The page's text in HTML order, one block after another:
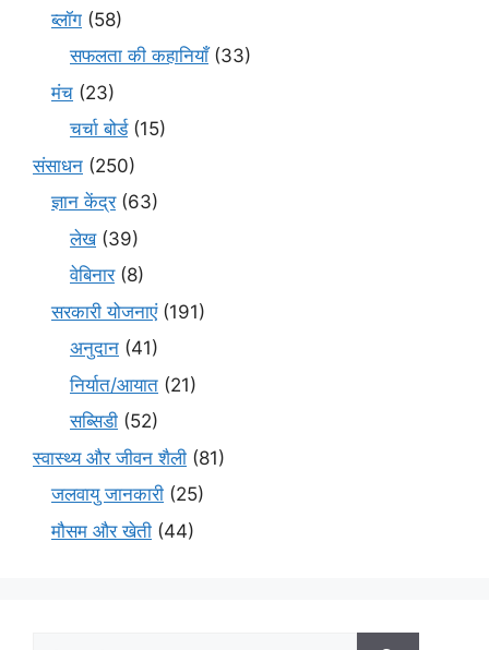
ब्लॉग (58)
सफलता की कहानियाँ(33)
मंच (23)
चर्चा बोर्ड(15)
संसाधन (250)
ज्ञान केंद्र(63)
लेख(39)
वेबिनार(8)
सरकारी योजनाएं(191)
अनुदान (41)
निर्यात/आयात (21)
सब्सिडी (52)
स्वास्थ्य और जीवन शैली (81)
जलवायु जानकारी (25)
मौसम और खेती (44)